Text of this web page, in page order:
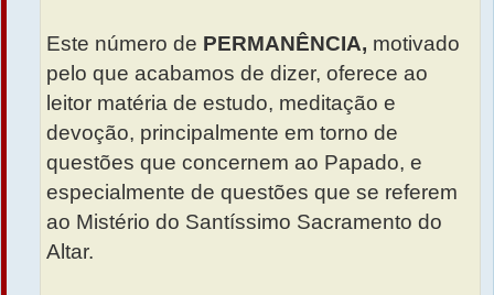
Este número de PERMANÊNCIA, motivado
pelo que acabamos de dizer, oferece ao
leitor matéria de estudo, meditação e
devoção, principalmente em torno de
questões que concernem ao Papado, e
especialmente de questões que se referem
ao Mistério do Santíssimo Sacramento do
Altar.